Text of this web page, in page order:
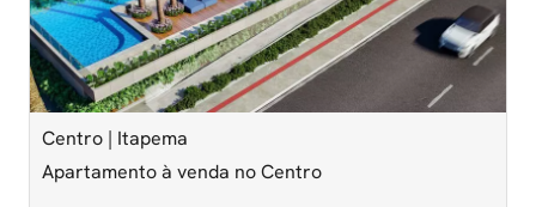
Centro | Itapema
Apartamento à venda no Centro